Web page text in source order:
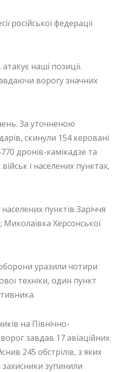
російської федерації
наші позиції.
ворогу значних
За уточненою
скинули 154 керовані
дронів-камікадзе та
і населених пунктах,
пунктів Заріччя
Миколаївка Херсонської
уразили чотири
техніки, один пункт
на Північно-
завдав 17 авіаційних
245 обстрілів, з яких
зупинили